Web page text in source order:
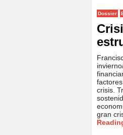
Dossier
crisis.
gran